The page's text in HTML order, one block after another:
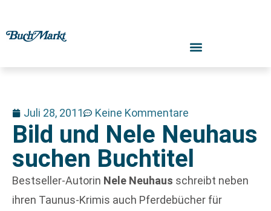
Juli 28, 2011 Keine Kommentare
Bild und Nele Neuhaus
suchen Buchtitel
Bestseller-Autorin Nele Neuhaus schreibt neben
ihren Taunus-Krimis auch Pferdebücher für